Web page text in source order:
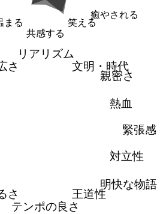
癒やされる
笑える
共感する
まる
リアリズム
文明・時代
親密さ
熱血
緊張感
対立性
明快な物語
王道性
テンポの良さ
さ
さ